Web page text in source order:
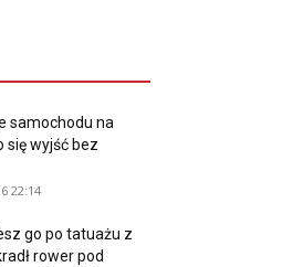
samochodu na
się wyjść bez
22:14
go po tatuażu z
rower pod